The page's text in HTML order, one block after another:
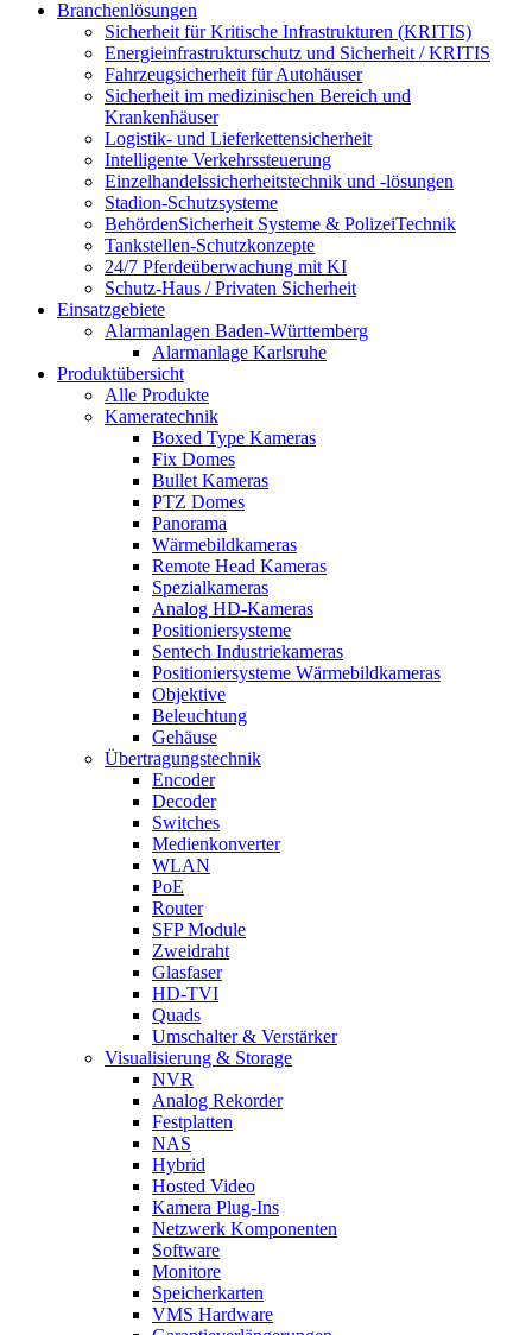
Branchenlösungen
Sicherheit für Kritische Infrastrukturen (KRITIS)
Energieinfrastrukturschutz und Sicherheit / KRITIS
Fahrzeugsicherheit für Autohäuser
Sicherheit im medizinischen Bereich und
Krankenhäuser
Logistik- und Lieferkettensicherheit
Intelligente Verkehrssteuerung
Einzelhandelssicherheitstechnik und -lösungen
Stadion-Schutzsysteme
BehördenSicherheit Systeme & PolizeiTechnik
Tankstellen-Schutzkonzepte​
24/7 Pferdeüberwachung mit KI
Schutz-Haus / Privaten Sicherheit
Einsatzgebiete
Alarmanlagen Baden-Württemberg
Alarmanlage Karlsruhe
Produktübersicht
Alle Produkte
Kameratechnik
Boxed Type Kameras
Fix Domes
Bullet Kameras
PTZ Domes
Panorama
Wärmebildkameras
Remote Head Kameras
Spezialkameras
Analog HD-Kameras
Positioniersysteme
Sentech Industriekameras
Positioniersysteme Wärmebildkameras
Objektive
Beleuchtung
Gehäuse
Übertragungstechnik
Encoder
Decoder
Switches
Medienkonverter
WLAN
PoE
Router
SFP Module
Zweidraht
Glasfaser
HD-TVI
Quads
Umschalter & Verstärker
Visualisierung & Storage
NVR
Analog Rekorder
Festplatten
NAS
Hybrid
Hosted Video
Kamera Plug-Ins
Netzwerk Komponenten
Software
Monitore
Speicherkarten
VMS Hardware